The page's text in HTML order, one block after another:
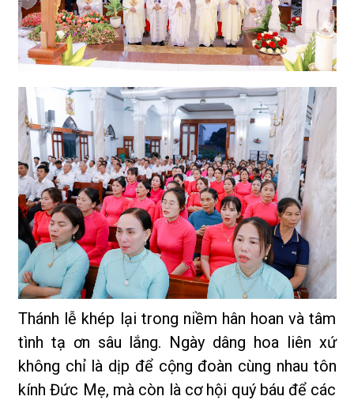
Thánh lễ khép lại trong niềm hân hoan và tâm
tình tạ ơn sâu lắng. Ngày dâng hoa liên xứ
không chỉ là dịp để cộng đoàn cùng nhau tôn
kính Đức Mẹ, mà còn là cơ hội quý báu để các